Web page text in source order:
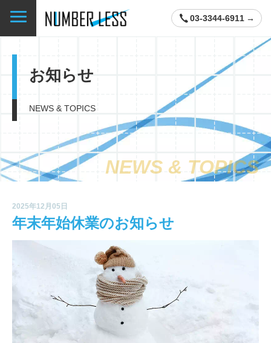
03-3344-6911
お知らせ
NEWS & TOPICS
NEWS & TOPICS
2025年12月05日
年末年始休業のお知らせ